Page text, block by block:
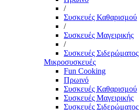
/
Συσκευές Καθαρισμού
/
Συσκευές Μαγειρικής
/
Συσκευές Σιδερώματος
Μικροσυσκευές
Fun Cooking
Πρωινό
Συσκευές Καθαρισμού
Συσκευές Μαγειρικής
Συσκευές Σιδερώματος